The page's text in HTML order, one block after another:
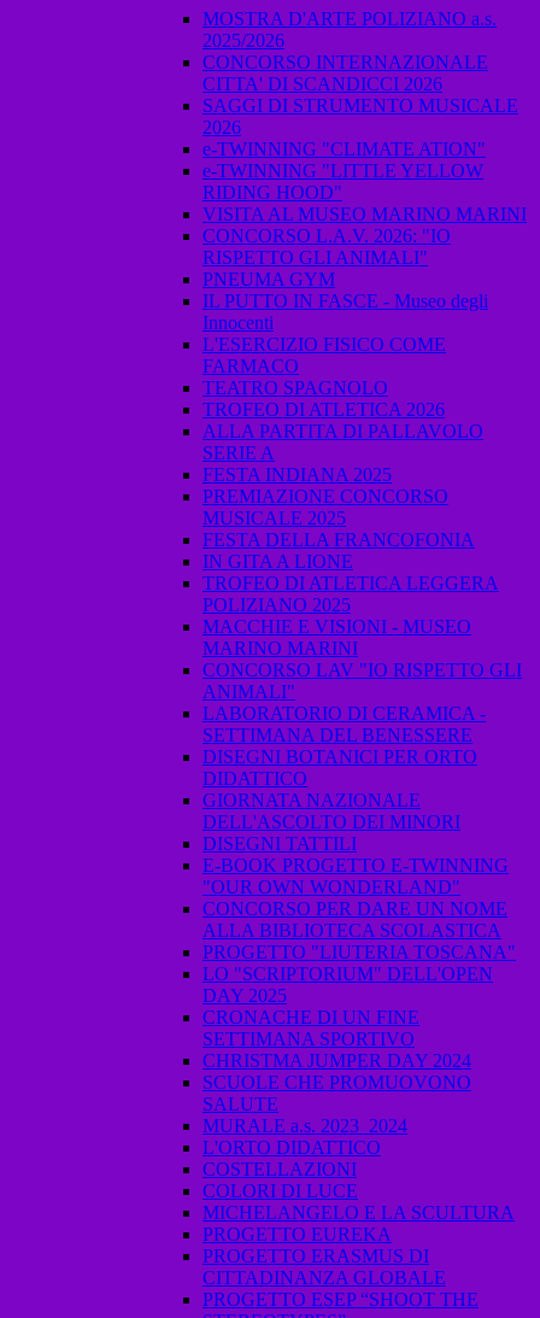
MOSTRA D'ARTE POLIZIANO a.s.
2025/2026
CONCORSO INTERNAZIONALE
CITTA' DI SCANDICCI 2026
SAGGI DI STRUMENTO MUSICALE
2026
e-TWINNING "CLIMATE ATION"
e-TWINNING "LITTLE YELLOW
RIDING HOOD"
VISITA AL MUSEO MARINO MARINI
CONCORSO L.A.V. 2026: "IO
RISPETTO GLI ANIMALI"
PNEUMA GYM
IL PUTTO IN FASCE - Museo degli
Innocenti
L'ESERCIZIO FISICO COME
FARMACO
TEATRO SPAGNOLO
TROFEO DI ATLETICA 2026
ALLA PARTITA DI PALLAVOLO
SERIE A
FESTA INDIANA 2025
PREMIAZIONE CONCORSO
MUSICALE 2025
FESTA DELLA FRANCOFONIA
IN GITA A LIONE
TROFEO DI ATLETICA LEGGERA
POLIZIANO 2025
MACCHIE E VISIONI - MUSEO
MARINO MARINI
CONCORSO LAV "IO RISPETTO GLI
ANIMALI"
LABORATORIO DI CERAMICA -
SETTIMANA DEL BENESSERE
DISEGNI BOTANICI PER ORTO
DIDATTICO
GIORNATA NAZIONALE
DELL'ASCOLTO DEI MINORI
DISEGNI TATTILI
E-BOOK PROGETTO E-TWINNING
"OUR OWN WONDERLAND"
CONCORSO PER DARE UN NOME
ALLA BIBLIOTECA SCOLASTICA
PROGETTO "LIUTERIA TOSCANA"
LO "SCRIPTORIUM" DELL'OPEN
DAY 2025
CRONACHE DI UN FINE
SETTIMANA SPORTIVO
CHRISTMA JUMPER DAY 2024
SCUOLE CHE PROMUOVONO
SALUTE
MURALE a.s. 2023_2024
L'ORTO DIDATTICO
COSTELLAZIONI
COLORI DI LUCE
MICHELANGELO E LA SCULTURA
PROGETTO EUREKA
PROGETTO ERASMUS DI
CITTADINANZA GLOBALE
PROGETTO ESEP “SHOOT THE